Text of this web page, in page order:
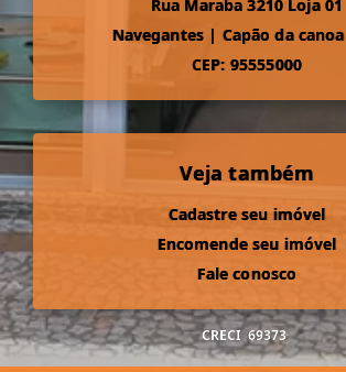
Rua Maraba 3210 Loja 01
Navegantes | Capão da canoa
CEP: 95555000
Veja também
Cadastre seu imóvel
Encomende seu imóvel
Fale conosco
CRECI 69373